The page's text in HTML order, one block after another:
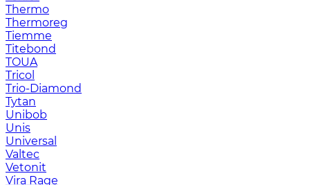
Thermo
Thermoreg
Tiemme
Titebond
TOUA
Tricol
Trio-Diamond
Tytan
Unibob
Unis
Universal
Valtec
Vetonit
Vira Rage